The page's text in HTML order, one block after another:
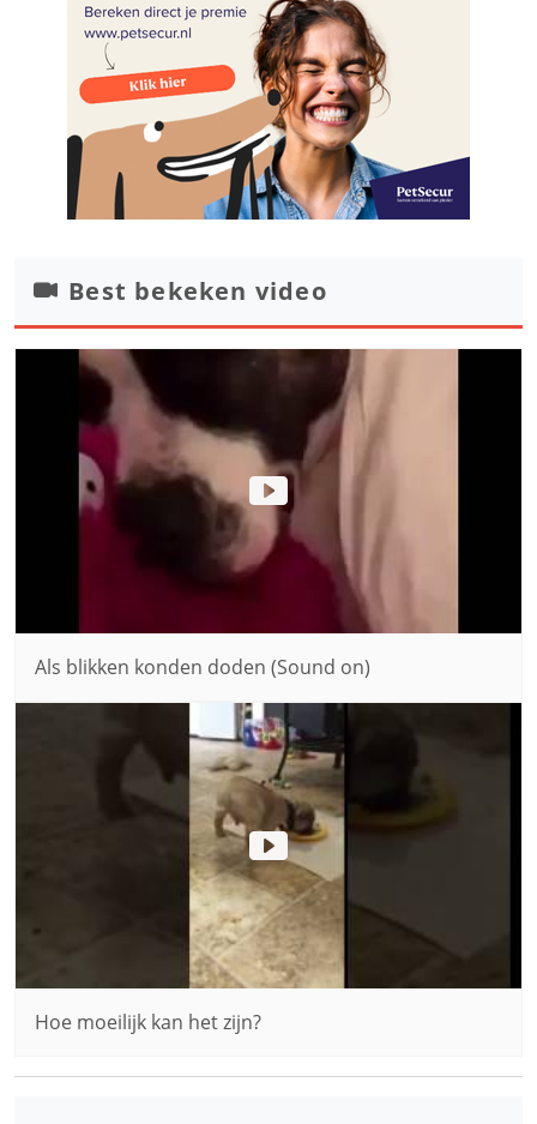
Best bekeken video
Als blikken konden doden (Sound on)
Hoe moeilijk kan het zijn?